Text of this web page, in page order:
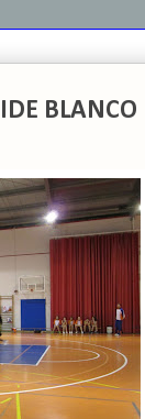
BLANCO